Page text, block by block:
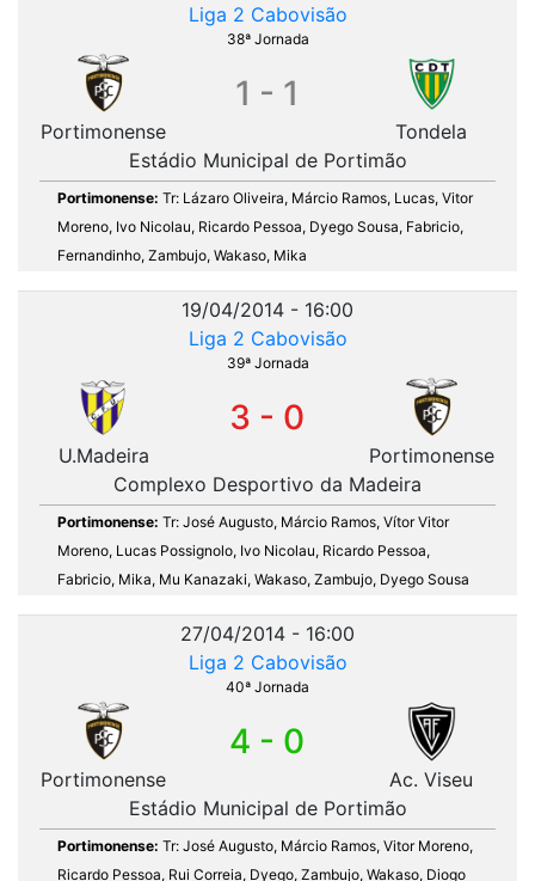
Liga 2 Cabovisão
38ª Jornada
Portimonense
1 - 1
Tondela
Estádio Municipal de Portimão
Portimonense: Tr: Lázaro Oliveira, Márcio Ramos, Lucas, Vitor
Moreno, Ivo Nicolau, Ricardo Pessoa, Dyego Sousa, Fabricio,
Fernandinho, Zambujo, Wakaso, Mika
19/04/2014 - 16:00
Liga 2 Cabovisão
39ª Jornada
U.Madeira
3 - 0
Portimonense
Complexo Desportivo da Madeira
Portimonense: Tr: José Augusto, Márcio Ramos, Vítor Vitor
Moreno, Lucas Possignolo, Ivo Nicolau, Ricardo Pessoa,
Fabricio, Mika, Mu Kanazaki, Wakaso, Zambujo, Dyego Sousa
27/04/2014 - 16:00
Liga 2 Cabovisão
40ª Jornada
Portimonense
4 - 0
Ac. Viseu
Estádio Municipal de Portimão
Portimonense: Tr: José Augusto, Márcio Ramos, Vitor Moreno,
Ricardo Pessoa, Rui Correia, Dyego, Zambujo, Wakaso, Diogo